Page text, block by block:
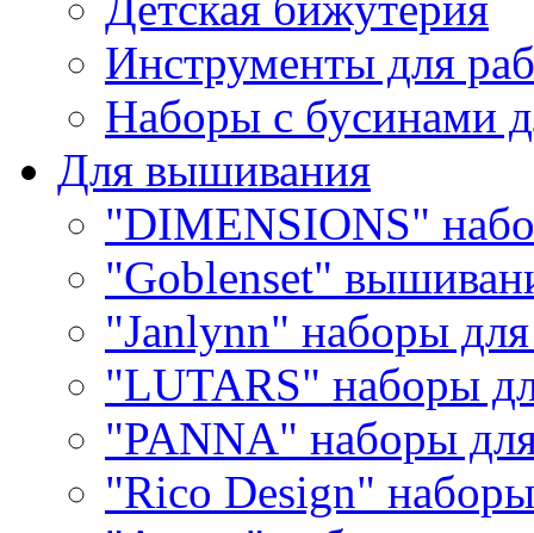
Инструменты для
Наборы с бусинами
Для вышивания
"DIMENSIONS"
"Goblenset"
"Janlynn" наборы
"LUTARS" наборы
"PANNA" наборы
"Rico Design"